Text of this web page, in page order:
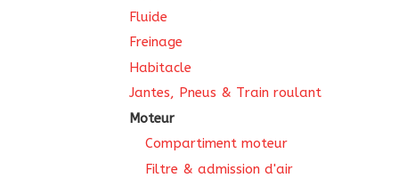
Fluide
Freinage
Habitacle
Jantes, Pneus & Train roulant
Moteur
Compartiment moteur
Filtre & admission d'air